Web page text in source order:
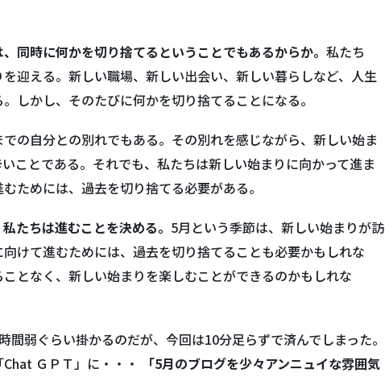
同時に何かを切り捨てるということでもあるからか。 私たち
迎える。新しい職場、新しい出会い、新しい暮らしなど、人生
しかし、そのたびに何かを切り捨てることになる。
の自分との別れでもある。その別れを感じながら、新しい始ま
ことである。それでも、私たちは新しい始まりに向かって進ま
ためには、過去を切り捨てる必要がある。
たちは進むことを決める。 5月という季節は、新しい始まりが訪
けて進むためには、過去を切り捨てることも必要かもしれな
となく、新しい始まりを楽しむことができるのかもしれな
間弱ぐらい掛かるのだが、今回は10分足らずで済んでしまった。
ＧＰＴ」に・・・
「5月のブログを少々アンニュイな雰囲気